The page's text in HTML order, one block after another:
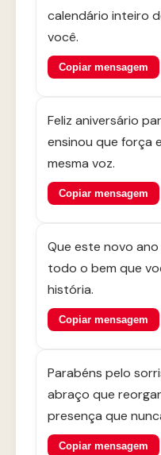
calendário inteiro
você.
Copiar mensagem
Feliz aniversário
ensinou que força
mesma voz.
Copiar mensagem
Que este novo
todo o bem que
história.
Copiar mensagem
Parabéns pelo
abraço que
presença que
Copiar mensagem